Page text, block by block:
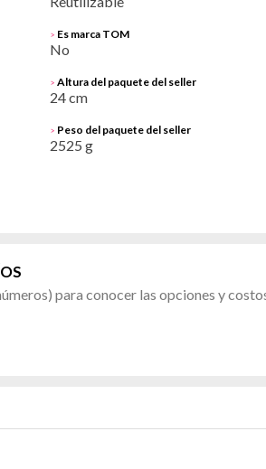
> Es marca TOM
No
> Altura del paquete del seller
24 cm
> Peso del paquete del seller
2525 g
para conocer las opciones y